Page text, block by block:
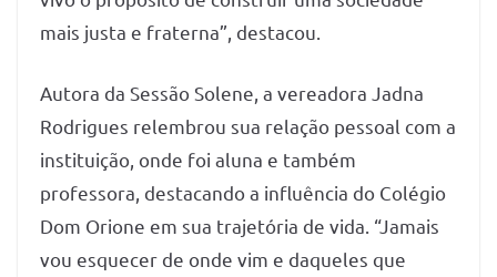
mais justa e fraterna”, destacou.
Autora da Sessão Solene, a vereadora Jadna
Rodrigues relembrou sua relação pessoal com a
instituição, onde foi aluna e também
professora, destacando a influência do Colégio
Dom Orione em sua trajetória de vida. “Jamais
vou esquecer de onde vim e daqueles que